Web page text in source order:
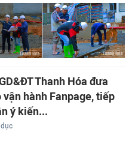
Thanh Hóa đưa
vận hành Fanpage, tiếp
ý kiến...